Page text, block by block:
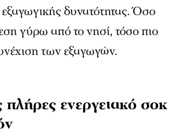
εξαγωγικής δυνατότητας. Όσο
γύρω από το νησί, τόσο πιο
των εξαγωγών.
ενεργειακό σοκ